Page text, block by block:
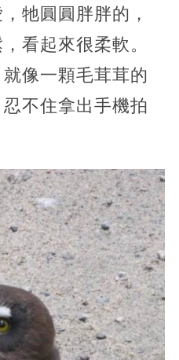
牠圓圓胖胖的，
看起來很柔軟。
像一顆毛茸茸的
不住拿出手機拍